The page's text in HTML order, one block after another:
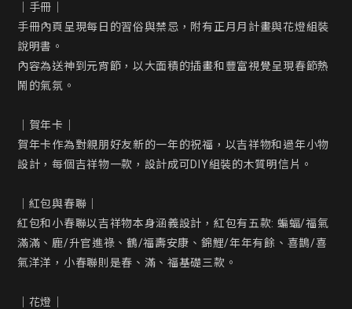
｜手冊｜
手冊內頁呈現每日的習俗與禁忌，附有正月月計畫與花燈組裝
說明書。
內容為送神到元宵節，以大面積的插畫和豐富視覺呈現春節熱
鬧的氣氛。
｜賀年卡｜
賀年卡作為對親朋好友新的一年的祝福，以吉祥物和過年小物
設計，每個吉祥物一款，設計成可DIY組裝的木質明信片。
｜紅包與春聯｜
紅包和小春聯以吉祥物本身涵義設計，紅包有五款: 蝙蝠/福氣
滿滿、鹿/升官進祿、鶴/福壽安康、錦鯉/年年有餘、喜鵲/喜
氣洋洋，小春聯則是春、滿、福基礎三款。
｜花燈｜